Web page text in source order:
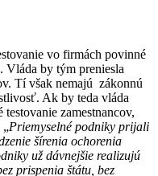
vo firmách povinné
by tým preniesla
Tí však nemajú zákonnú
Ak by teda vláda
zamestnancov,
„Priemyselné podniky prijali
šírenia ochorenia
už dávnejšie realizujú
prispenia štátu, bez